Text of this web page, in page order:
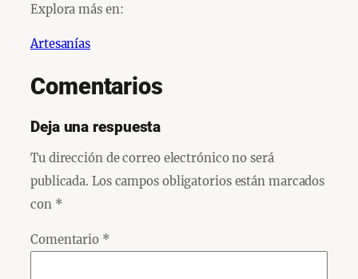
Explora más en:
Artesanías
Comentarios
Deja una respuesta
Tu dirección de correo electrónico no será
publicada. Los campos obligatorios están marcados
con *
Comentario *